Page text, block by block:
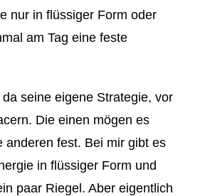
nur in flüssiger Form oder
am Tag einefeste
daseine eigene Strategie, vor
. Die einen mögen es
anderen fest. Bei mir gibt es
in flüssiger Form und
paar Riegel. Aber eigentlich